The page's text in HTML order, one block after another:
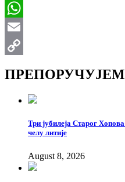
Viber
WhatsApp
Email
Три јубилеја Старог
челу литије
August 8, 2026